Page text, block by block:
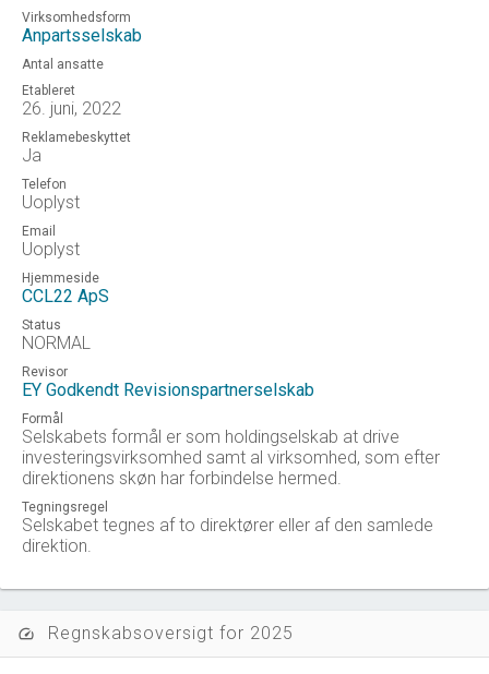
Virksomhedsform
Anpartsselskab
Antal ansatte
Etableret
26. juni, 2022
Reklamebeskyttet
Ja
Telefon
Uoplyst
Email
Uoplyst
Hjemmeside
CCL22 ApS
Status
NORMAL
Revisor
EY Godkendt Revisionspartnerselskab
Formål
Selskabets formål er som holdingselskab at drive
investeringsvirksomhed samt al virksomhed, som efter
direktionens skøn har forbindelse hermed.
Tegningsregel
Selskabet tegnes af to direktører eller af den samlede
direktion.
speed Regnskabsoversigt for 2025